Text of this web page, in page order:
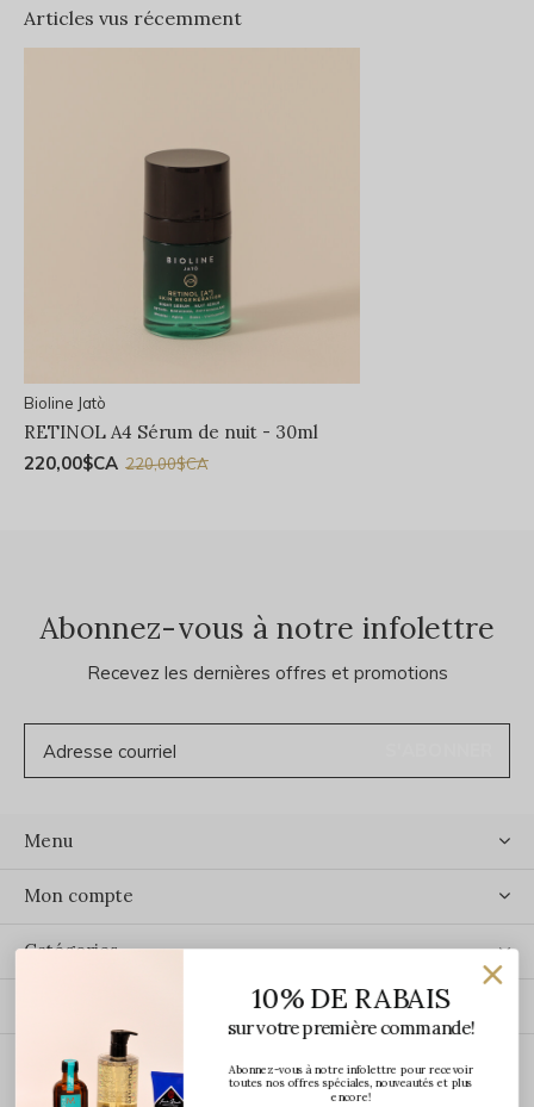
Articles vus récemment
Bioline Jatò
RETINOL A4 Sérum de nuit - 30ml
220,00$CA 220,00$CA
Abonnez-vous à notre infolettre
Recevez les dernières offres et promotions
Menu
Mon compte
Catégories
ÉCRIVEZ-NOUS
10% DE RABAIS
sur votre première commande!
Abonnez-vous à notre infolettre pour recevoir
toutes nos offres spéciales, nouveautés et plus
encore!